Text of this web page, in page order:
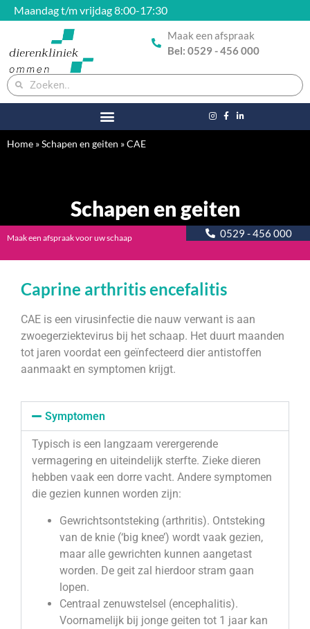
Maandag t/m vrijdag 8:00-17:30
Maak een afspraak
Bel: 0529 - 456 000
Home »Schapen en geiten »CAE
Schapen en geiten
Maak een afspraak voor uw schaap 0529 - 456 000
Caprine arthritis encefalitis
CAE is een virusinfectie die nauw verwant is aan
zwoegerziektevirus bij het schaap. Het duurt maanden
tot jaren voordat een geïnfecteerd dier antistoffen
aanmaakt en symptomen krijgt.
Symptomen
Typisch is een langzaam verergerende
vermagering en uiteindelijk sterfte. Zieke dieren
hebben vaak een dorre vacht. Andere symptomen
die gezien kunnen worden zijn:
Gewrichtsontsteking (arthritis). Ontsteking
van de knie (‘big knee’) wordt vaak gezien,
maar alle gewrichten kunnen aangetast
worden. De geit zal hierdoor stram gaan
lopen.
Centraal zenuwstelsel (encephalitis).
Voornamelijk bij jonge geiten tot 1 jaar kan